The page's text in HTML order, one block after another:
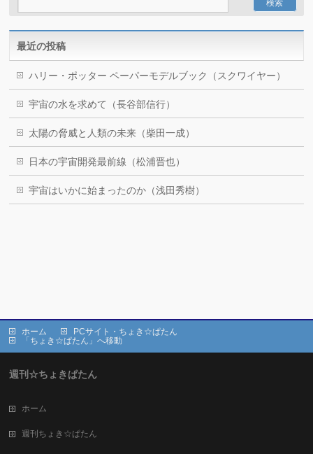
最近の投稿
ハリー・ポッター ペーパーモデルブック（スクワイヤー）
宇宙の水を求めて（長谷部信行）
太陽の脅威と人類の未来（柴田一成）
日本の宇宙開発最前線（松浦晋也）
宇宙はいかに始まったのか（浅田秀樹）
ホーム
PCサイト・ちょき☆ぱたん
「ちょき☆ぱたん」へ移動
週刊☆ちょきぱたん
ホーム
週刊ちょき☆ぱたん